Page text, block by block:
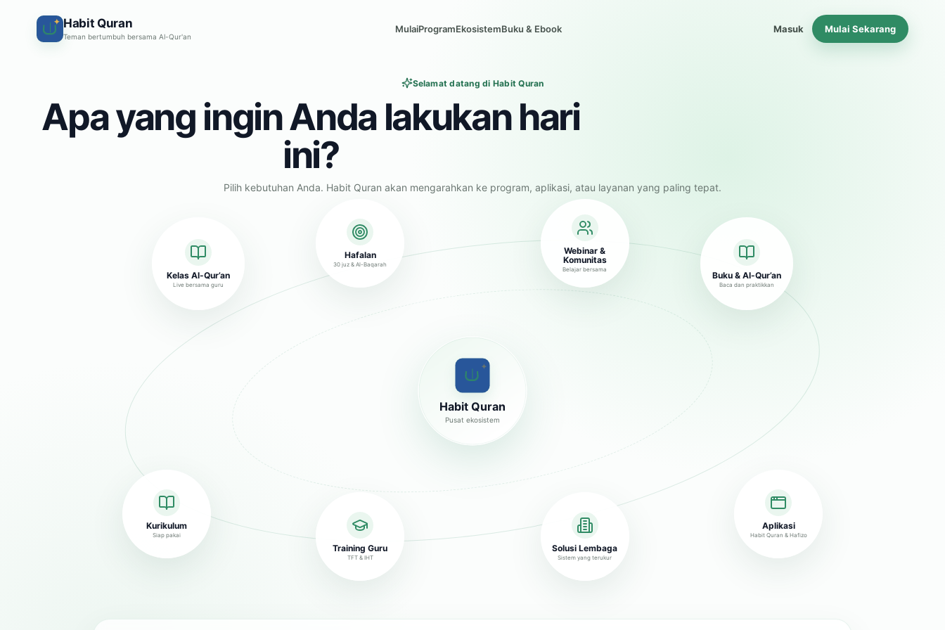
✦ Habit Quran
Teman bertumbuh bersama Al-Qur'an
MulaiProgramEkosistemBuku & Ebook Masuk Mulai Sekarang
Selamat datang di Habit Quran
Apa yang ingin Anda lakukan hari
ini?
Pilih kebutuhan Anda. Habit Quran akan mengarahkan ke program, aplikasi, atau layanan yang paling tepat.
✦
Habit Quran
Pusat ekosistem
Kelas Al-Qur’an
Live bersama guru
Hafalan
30 juz & Al-Baqarah
Buku & Al-Qur’an
Baca dan praktikkan
Training Guru
TFT & IHT
Solusi Lembaga
Sistem yang terukur
Kurikulum
Siap pakai
Aplikasi
Habit Quran & Hafizo
Webinar &
Komunitas
Belajar bersama